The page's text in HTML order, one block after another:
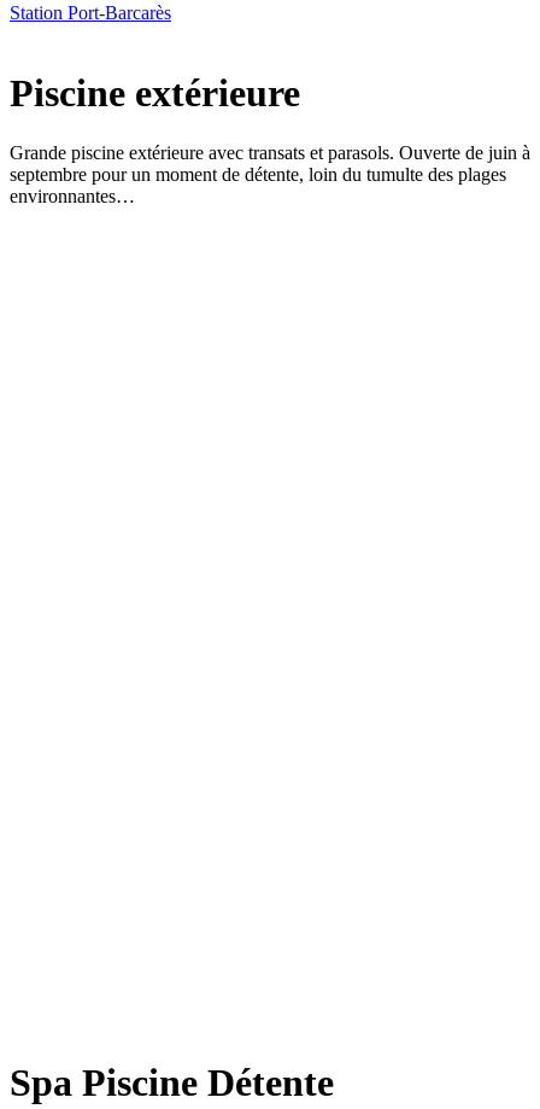
Station Port-Barcarès
Piscine extérieure
Grande piscine extérieure avec transats et parasols. Ouverte de juin à
septembre pour un moment de détente, loin du tumulte des plages
environnantes…
Spa Piscine Détente